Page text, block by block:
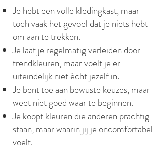
Je hebt een volle kledingkast, maar
toch vaak het gevoel dat je niets hebt
om aan te trekken.
Je laat je regelmatig verleiden door
trendkleuren, maar voelt je er
uiteindelijk niet écht jezelf in.
Je bent toe aan bewuste keuzes, maar
weet niet goed waar te beginnen.
Je koopt kleuren die anderen prachtig
staan, maar waarin jij je oncomfortabel
voelt.